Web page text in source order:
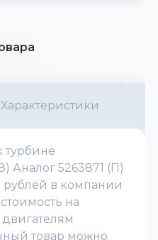
Характеристики
турбине
Аналог 5263871 (П)
рублей в компании
на
товар можно